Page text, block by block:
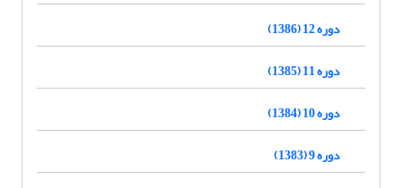
دوره 12 (1386)
دوره 11 (1385)
دوره 10 (1384)
دوره 9 (1383)